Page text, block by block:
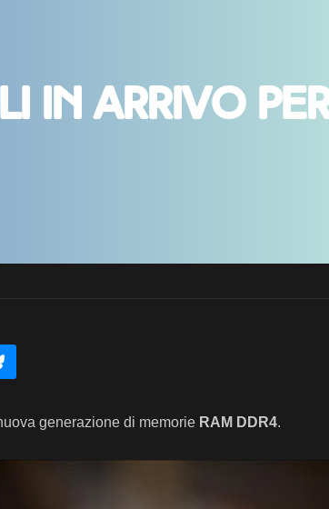
in arrivo
generazione di memorie RAM DDR4.